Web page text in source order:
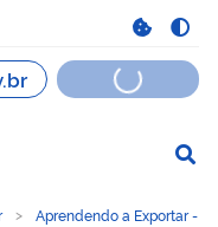
Aprendendo a Exportar -